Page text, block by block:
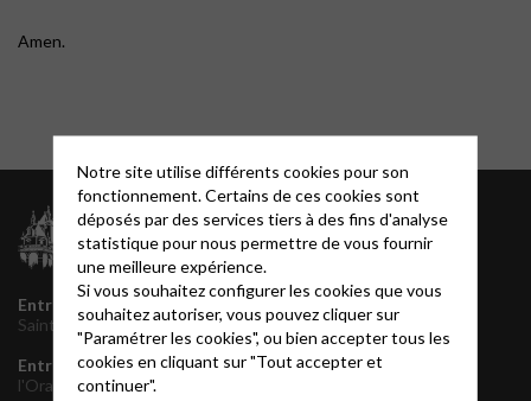
Amen.
Entrée principale
145 rue
Saint Honoré, 75001 Paris
Entrée de service1 rue de
l'Oratoire, 75001 Paris
Archives
juillet 2026
mai 2026
décembre 2025
novembre 2025
septembre 2025
Notre site utilise différents cookies pour son
fonctionnement. Certains de ces cookies sont
déposés par des services tiers à des fins d'analyse
statistique pour nous permettre de vous fournir
une meilleure expérience.
Si vous souhaitez configurer les cookies que vous
souhaitez autoriser, vous pouvez cliquer sur
"Paramétrer les cookies", ou bien accepter tous les
cookies en cliquant sur "Tout accepter et
continuer".